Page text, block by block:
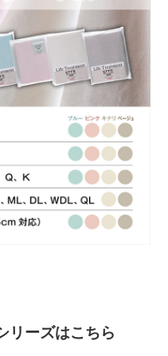
リーズはこちら